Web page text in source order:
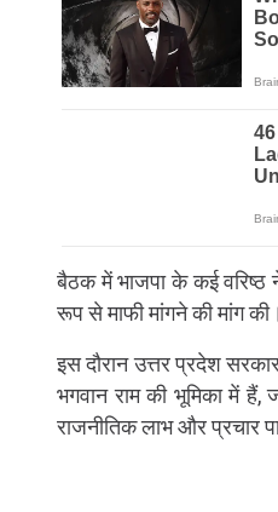
बैठक में भाजपा के कई वरिष्ठ
रूप से माफी मांगने की मांग
इस दौरान उत्तर प्रदेश
भगवान राम की भूमिका में हैं,
राजनीतिक लाभ और प्रचार